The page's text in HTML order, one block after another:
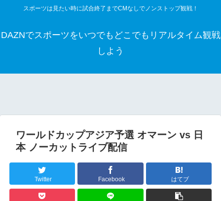
スポーツは見たい時に試合終了までCMなしでノンストップ観戦！
DAZNでスポーツをいつでもどこでもリアルタイム観戦
しよう
ワールドカップアジア予選 オマーン vs 日
本 ノーカットライブ配信
Twitter Facebook はてブ